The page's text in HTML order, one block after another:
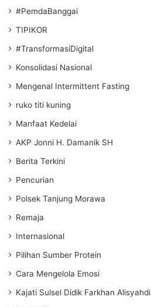
#PemdaBanggai
TIPIKOR
#TransformasiDigital
Konsolidasi Nasional
Mengenal Intermittent Fasting
ruko titi kuning
Manfaat Kedelai
AKP Jonni H. Damanik SH
Berita Terkini
Pencurian
Polsek Tanjung Morawa
Remaja
Internasional
Pilihan Sumber Protein
Cara Mengelola Emosi
Kajati Sulsel Didik Farkhan Alisyahdi